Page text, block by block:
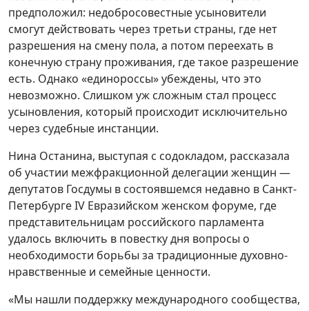
предположил: недобросовестные усыновители
смогут действовать через третьи страны, где нет
разрешения на смену пола, а потом переехать в
конечную страну проживания, где такое разрешение
есть. Однако «единороссы» убеждены, что это
невозможно. Слишком уж сложным стал процесс
усыновления, который происходит исключительно
через судебные инстанции.
Нина Останина, выступая с содокладом, рассказала
об участии межфракционной делегации женщин —
депутатов Госдумы в состоявшемся недавно в Санкт-
Петербурге IV Евразийском женском форуме, где
представительницам российского парламента
удалось включить в повестку дня вопросы о
необходимости борьбы за традиционные духовно-
нравственные и семейные ценности.
«Мы нашли поддержку международного сообщества,